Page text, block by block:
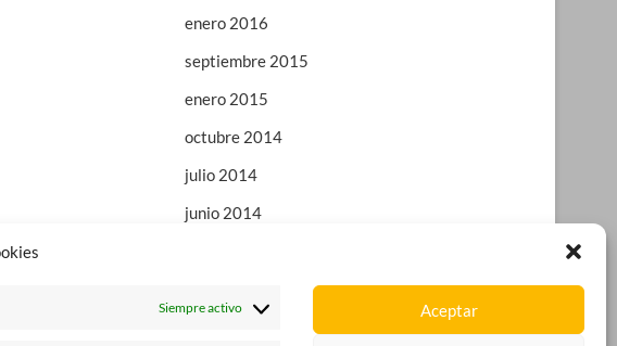
Siempre activo Aceptar
enero 2016
septiembre 2015
enero 2015
octubre 2014
julio 2014
junio 2014